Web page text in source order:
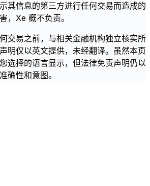
其信息的第三方进行任何交易而造成的
，Xe 概不负责。
交易之前，与相关金融机构独立核实所
明仅以英文提供，未经翻译。虽然本页
选择的语言显示，但法律免责声明仍以
确性和意图。